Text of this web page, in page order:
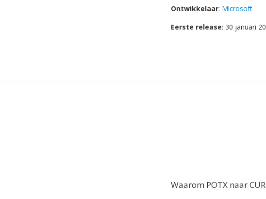
Ontwikkelaar: Microsoft
Eerste release: 30 januari
Waarom POTX naar